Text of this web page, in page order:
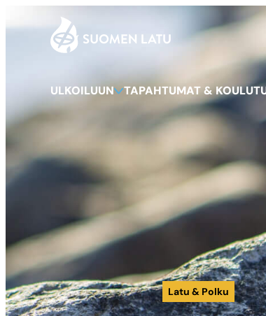
suoraan
Suomen Latu
ULKOILUUN TAPAHTUMAT &
Latu & Polku